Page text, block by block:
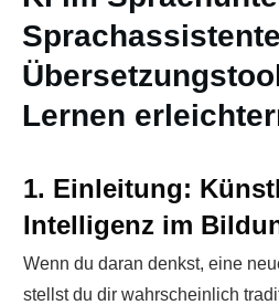
Lernen
1. Einleitung:
Intelligenz im
Wenn du daran denkst, eine
stellst du dir wahrscheinlich